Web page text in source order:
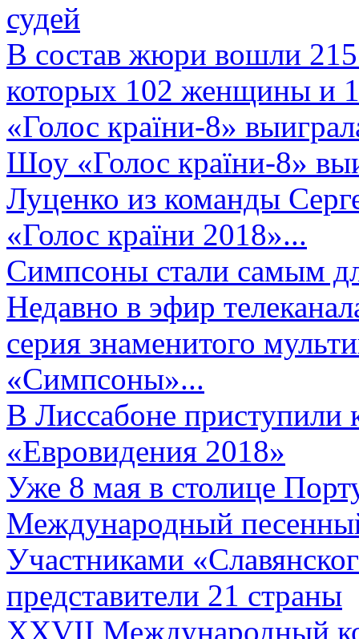
судей
В состав жюри вошли 215
которых 102 женщины и
«Голос країни-8»
Шоу «Голос країни-8»
Луценко из команды
«Голос країни 2018»...
Симпсоны стали самым
Недавно в эфир
серия знаменитого
«Симпсоны»...
В Лиссабоне приступили
«Евровидения 2018»
Уже 8 мая в столице
Международный
Участниками
представители 21 страны
XXVII Международный